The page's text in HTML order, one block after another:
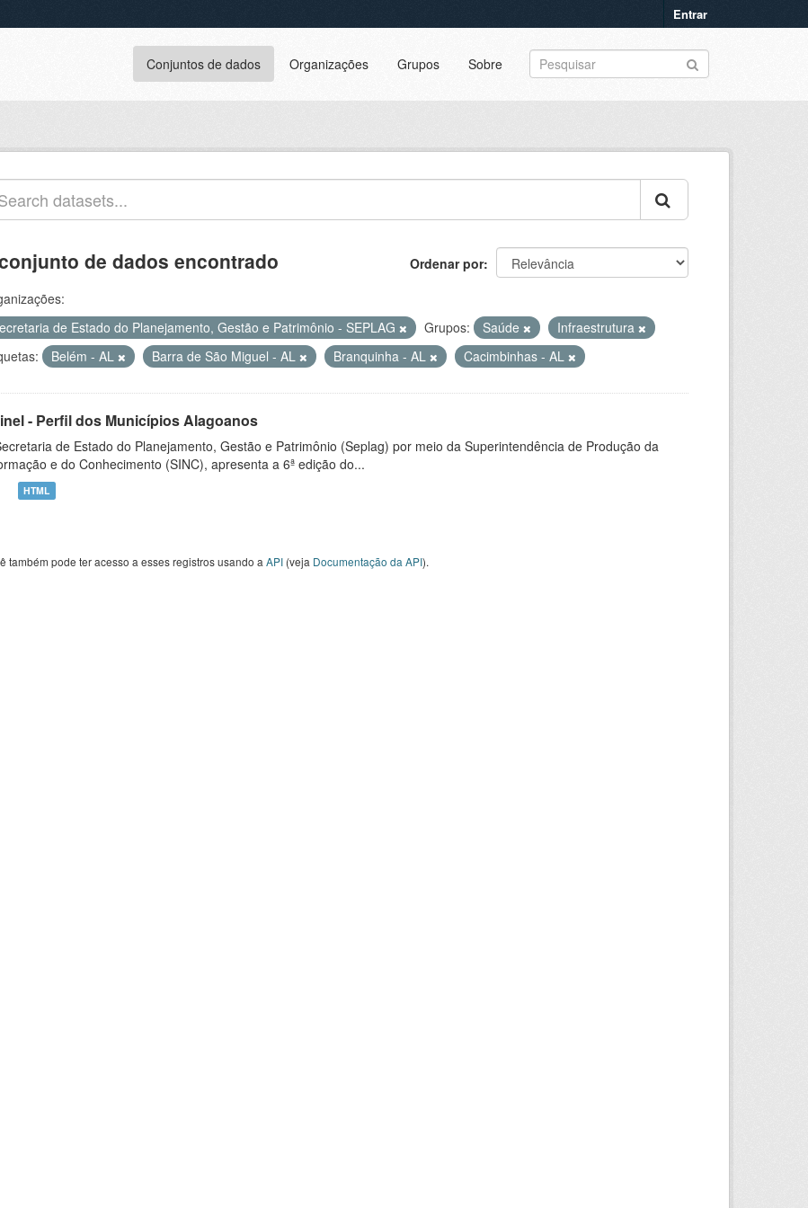
Entrar
Conjuntos de dados Organizações Grupos Sobre
Ordenar por
de dados encontrado
de Estado do Planejamento, Gestão e Patrimônio - SEPLAG
Grupos: Saúde
Infraestrutura
Belém - AL Barra de São Miguel - AL Branquinha - AL Cacimbinhas - AL
- Perfil dos Municípios Alagoanos
de Estado do Planejamento, Gestão e Patrimônio (Seplag) por meio da Superintendência de Produção da
e do Conhecimento (SINC), apresenta a 6ª edição do...
HTML
também pode ter acesso a esses registros usando a API (veja Documentação da API).